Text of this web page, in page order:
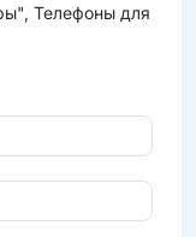
Телефоны для